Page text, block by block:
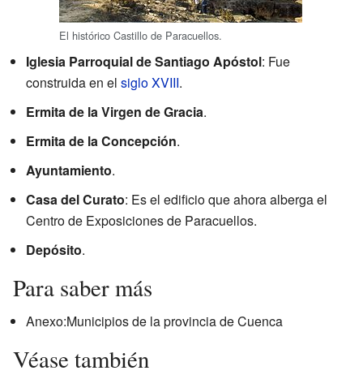
El histórico Castillo de Paracuellos.
Iglesia Parroquial de Santiago Apóstol: Fue
construida en el siglo XVIII.
Ermita de la Virgen de Gracia.
Ermita de la Concepción.
Ayuntamiento.
Casa del Curato: Es el edificio que ahora alberga el
Centro de Exposiciones de Paracuellos.
Depósito.
Para saber más
Anexo:Municipios de la provincia de Cuenca
Véase también